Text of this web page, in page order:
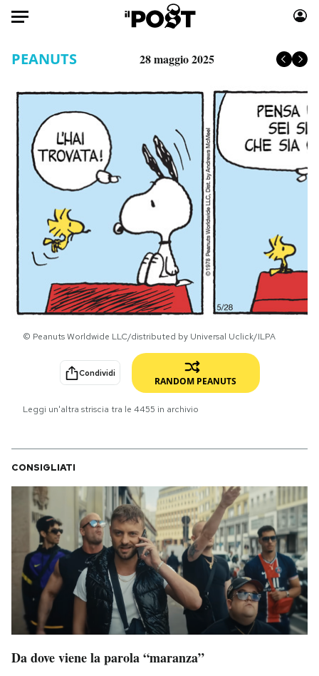
Italia
Mondo
Politica
Tecnologia
Scienza
Cultura
Economia
Sport
Moda
Libri
Consumismi
Storie/Idee
Ok Boomer!
Media
Europa
Altrecose
Mondiali calcio 2026
SHOP
CALENDARIO
AREA PERSONALE
Area Personale
Newsletter
Regala il Post
PEANUTS 28 maggio 2025
© Peanuts Worldwide LLC/distributed by Universal Uclick/ILPA
Condividi
RANDOM PEANUTS
Leggi un'altra striscia tra le 4455 in archivio
CONSIGLIATI
Da dove viene la parola “maranza”